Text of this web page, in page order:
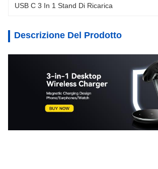
USB C 3 In 1 Stand Di Ricarica
Descrizione Del Prodotto